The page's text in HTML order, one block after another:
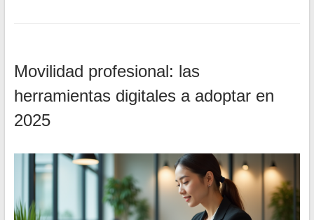
Movilidad profesional: las
herramientas digitales a adoptar en
2025